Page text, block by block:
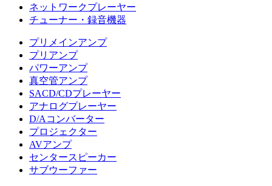
ネットワークプレーヤー
チューナー・録音機器
プリメインアンプ
プリアンプ
パワーアンプ
真空管アンプ
SACD/CDプレーヤー
アナログプレーヤー
D/Aコンバーター
プロジェクター
AVアンプ
センタースピーカー
サブウーファー